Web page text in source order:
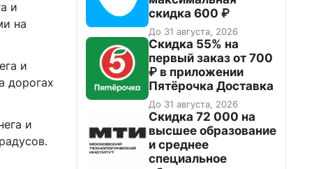
и
на
и
дорогах
и
скидка 600 ₽
До 31 августа, 2026
Скидка 55% на
первый заказ от 700
₽ в приложении
Пятёрочка Доставка
До 31 августа, 2026
Скидка 72 000 на
высшее образование
и среднее
специальное